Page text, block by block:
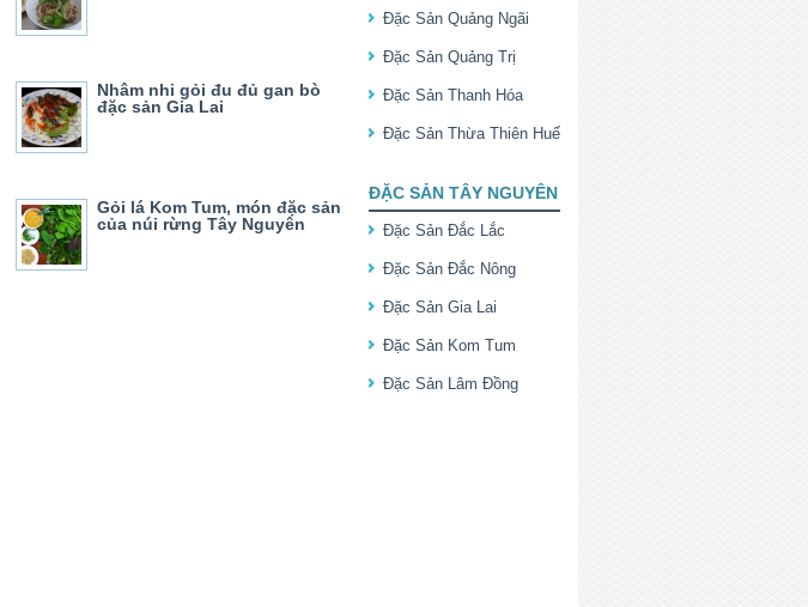
Nhâm nhi gỏi đu đủ gan bò
đặc sản Gia Lai
Gỏi lá Kom Tum, món đặc sản
của núi rừng Tây Nguyên
Đặc Sản Quảng Ngãi
Đặc Sản Quảng Trị
Đặc Sản Thanh Hóa
Đặc Sản Thừa Thiên Huế
ĐẶC SẢN TÂY NGUYÊN
Đặc Sản Đắc Lắc
Đặc Sản Đắc Nông
Đặc Sản Gia Lai
Đặc Sản Kom Tum
Đặc Sản Lâm Đồng